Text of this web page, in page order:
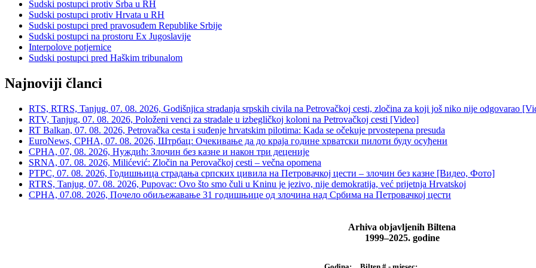
Sudski postupci protiv Srba u RH
Sudski postupci protiv Hrvata u RH
Sudski postupci pred pravosuđem Republike Srbije
Sudski postupci na prostoru Ex Jugoslavije
Interpolove potjernice
Sudski postupci pred Haškim tribunalom
Najnoviji članci
RTS, RTRS, Tanjug, 07. 08. 2026, Godišnjica stradanja srpskih civila na Petrovačkoj cesti, zločina za koji još niko nije odgovarao
RTV, Tanjug, 07. 08. 2026, Položeni venci za stradale u izbegličkoj koloni na Petrovačkoj cesti [Video]
RT Balkan, 07. 08. 2026, Petrovačka cesta i suđenje hrvatskim pilotima: Kada se očekuje prvostepena presuda
EuroNews, СРНА, 07. 08. 2026, Штрбац: Очекивање да до краја године хрватски пилоти буду осуђени
СРНА, 07, 08. 2026, Нуждић: Злочин без казне и након три деценије
SRNA, 07. 08. 2026, Milićević: Zločin na Perovačkoj cesti – večna opomena
РТРС, 07. 08. 2026, Годишњица страдања српских цивила на Петровачкој цести – злочин без казне [Видео, Фото]
RTRS, Tanjug, 07. 08. 2026, Pupovac: Ovo što smo čuli u Kninu je jezivo, nije demokratija, već prijetnja Hrvatskoj
СРНА, 07.08. 2026, Почело обиљежавање 31 годишњице од злочина над Србима на Петровачкој цести
Arhiva objavljenih Biltena
1999–2025. godine